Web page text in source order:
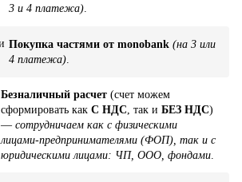
3 и 4 платежа)
Покупка частями от monobank (на 3 или
4 платежа)
Безналичный расчет (счет можем
сформировать как С НДС , так и БЕЗ НДС)
— сотрудничаем как с физическими
лицами-предпринимателями (ФОП), так и с
юридическими лицами: ЧП, ООО, фондами